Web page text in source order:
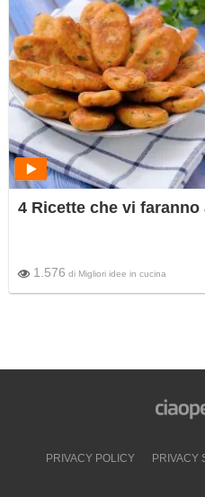
4 Ricette che vi
1.576 di Migliori idee in cucina
PRIVACY POLICY PRIVACY